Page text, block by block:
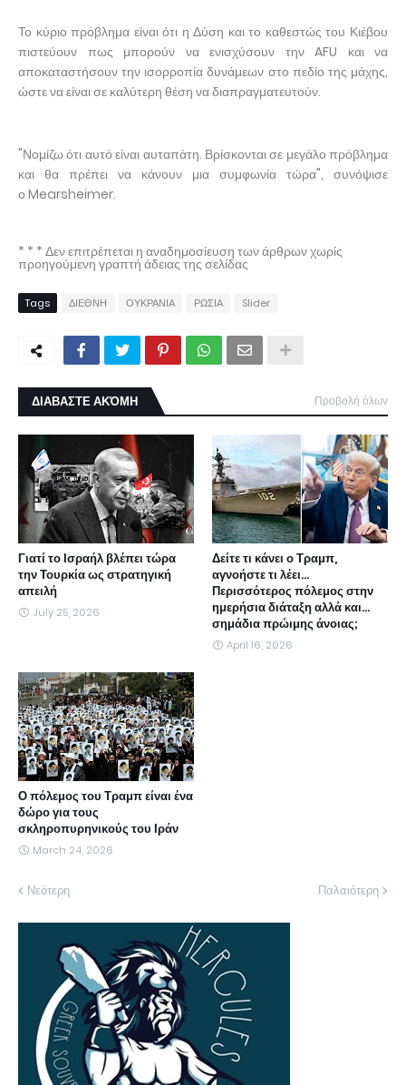
Το κύριο πρόβλημα είναι ότι η Δύση και το καθεστώς του Κιέβου
πιστεύουν πως μπορούν να ενισχύσουν την AFU και να
αποκαταστήσουν την ισορροπία δυνάμεων στο πεδίο της μάχης,
ώστε να είναι σε καλύτερη θέση να διαπραγματευτούν.
"Νομίζω ότι αυτό είναι αυταπάτη. Βρίσκονται σε μεγάλο πρόβλημα
και θα πρέπει να κάνουν μια συμφωνία τώρα", συνόψισε
ο Mearsheimer.
* * * Δεν επιτρέπεται η αναδημοσίευση των άρθρων χωρίς
προηγούμενη γραπτή άδειας της σελίδας
Tags ΔΙΕΘΝΗ ΟΥΚΡΑΝΙΑ ΡΩΣΙΑ Slider
ΔΙΑΒΑΣΤΕ ΑΚΌΜΗ Προβολή όλων
Γιατί το Ισραήλ βλέπει τώρα
την Τουρκία ως στρατηγική
απειλή
July 25, 2026
Δείτε τι κάνει ο Τραμπ,
αγνοήστε τι λέει...
Περισσότερος πόλεμος στην
ημερήσια διάταξη αλλά και...
σημάδια πρώιμης άνοιας;
April 16, 2026
Ο πόλεμος του Τραμπ είναι ένα
δώρο για τους
σκληροπυρηνικούς του Ιράν
March 24, 2026
Νεότερη Παλαιότερη